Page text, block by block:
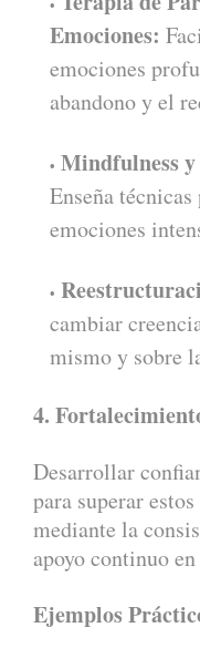
Emociones:
emociones
abandono y el
Mindfulness
Enseña
emociones
cambiar
mismo y sobre
4.
Desarrollar
para superar
mediante la
apoyo continuo
Ejemplos